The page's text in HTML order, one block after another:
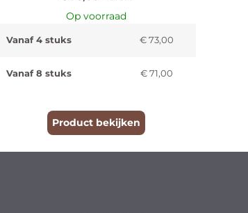
Op voorraad
Vanaf 4 stuks € 73,00
Vanaf 8 stuks € 71,00
Product bekijken